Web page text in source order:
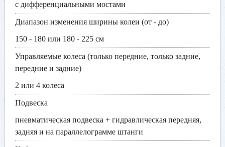
с дифференциальными мостами
Диапазон изменения ширины колеи (от - до)
150 - 180 или 180 - 225 см
Управляемые колеса (только передние, только задние,
передние и задние)
2 или 4 колеса
Подвеска
пневматическая подвеска + гидравлическая передняя,
задняя и на параллелограмме штанги